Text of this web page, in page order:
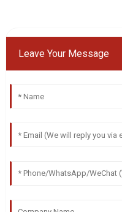
Leave Your Message